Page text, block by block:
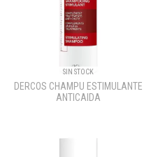
SIN STOCK
DERCOS CHAMPU ESTIMULANTE
ANTICAIDA